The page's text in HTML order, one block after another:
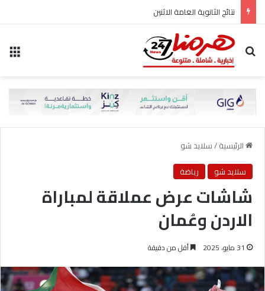
نتائج الثانوية العامة الاثنين
بحث عن
الرئيسية/سلايد شو
سلايد شو
رياضة
شاشات عرض عملاقة لمباراة
الاردن وعُمان
31 مايو، 2025 أقل من دقيقة